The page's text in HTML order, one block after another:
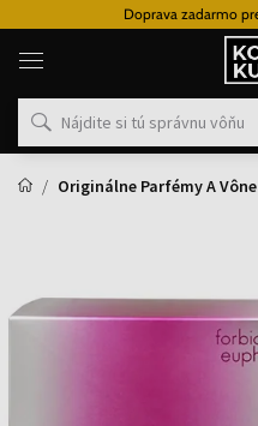
Doprava zadarmo
na
mieste
Originálne Parfémy A Vône